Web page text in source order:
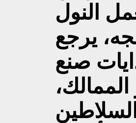
النول
يرجع
صنع